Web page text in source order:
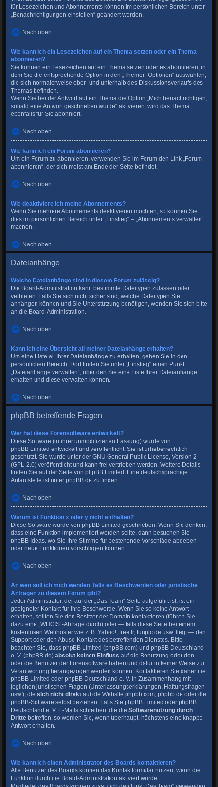
für Lesezeichen und Abonnements können im persönlichen Bereich unter
„Benachrichtigungen einstellen“ geändert werden.
Nach oben
Wie kann ich ein Lesezeichen auf ein Thema setzen oder ein Thema
abonnieren?
Sie können ein Lesezeichen auf ein Thema setzen oder es abonnieren, in
dem Sie die entsprechende Option in den „Themen-Optionen“ auswählen,
die sich normalerweise ober- und unterhalb des Diskussionsverlaufs des
Themas befinden.
Wenn Sie bei der Antwort auf ein Thema die Option „Mich benachrichtigen,
sobald eine Antwort geschrieben wurde“ aktivieren, wird das Thema
ebenfalls für Sie abonniert.
Nach oben
Wie kann ich ein Forum abonnieren?
Um ein Forum zu abonnieren, verwenden Sie im Forum den Link „Forum
abonnieren“, der sich meist am Ende der Seite befindet.
Nach oben
Wie deaktiviere ich meine Abonnements?
Wenn Sie mehrere Abonnements deaktivieren möchten, so können Sie
dies im persönlichen Bereich unter „Einstieg“ – „Abonnements verwalten“
machen.
Nach oben
Dateianhänge
Welche Dateianhänge sind in diesem Forum zulässig?
Die Board-Administration kann bestimmte Dateitypen zulassen oder
verbieten. Falls Sie sich nicht sicher sind, welche Dateitypen Sie
anhängen können und Sie Unterstützung benötigen, wenden Sie sich bitte
an die Board-Administration.
Nach oben
Kann ich eine Übersicht all meiner Dateianhänge erhalten?
Um eine Liste all Ihrer Dateianhänge zu erhalten, gehen Sie in den
persönlichen Bereich. Dort finden Sie unter „Einstieg“ einen Punkt
„Dateianhänge verwalten“, über den Sie eine Liste Ihrer Dateianhänge
erhalten und diese verwalten können.
Nach oben
phpBB betreffende Fragen
Wer hat diese Forensoftware entwickelt?
Diese Software (in ihrer unmodifizierten Fassung) wurde von
phpBB Limited entwickelt und veröffentlicht. Sie ist urheberrechtlich
geschützt. Sie wurde unter der GNU General Public License, Version 2
(GPL-2.0) veröffentlicht und kann frei vertrieben werden. Weitere Details
finden Sie auf der Seite von phpBB Limited . Eine deutschsprachige
Anlaufstelle ist unter phpBB.de zu finden.
Nach oben
Warum ist Funktion x oder y nicht enthalten?
Diese Software wurde von phpBB Limited geschrieben. Wenn Sie denken,
dass eine Funktion implementiert werden sollte, dann besuchen Sie
phpBB Ideas, wo Sie Ihre Stimme für bestehende Vorschläge abgeben
oder neue Funktionen vorschlagen können.
Nach oben
An wen soll ich mich wenden, falls es Beschwerden oder juristische
Anfragen zu diesem Forum gibt?
Jeder Administrator, der auf der „Das Team“-Seite aufgeführt ist, ist ein
geeigneter Kontakt für Ihre Beschwerde. Wenn Sie so keine Antwort
erhalten, sollten Sie den Besitzer der Domain kontaktieren (führen Sie
dazu eine „WHOIS“-Abfrage durch) oder — falls diese Seite bei einem
kostenlosen Webhoster wie z. B. Yahoo!, free.fr, funpic.de usw. liegt — den
Support oder den Abuse-Kontakt des betreffenden Dienstes. Bitte
beachten Sie, dass phpBB Limited (phpBB.com) und phpBB Deutschland
e. V. (phpBB.de) absolut keinen Einfluss auf die Benutzung oder den
oder die Benutzer der Forensoftware haben und dafür in keiner Weise zur
Verantwortung herangezogen werden können. Kontaktieren Sie daher nie
phpBB Limited oder phpBB Deutschland e. V. in Zusammenhang mit
jeglichen juristischen Fragen (Unterlassungserklärungen, Haftungsfragen
usw.), die sich nicht direkt auf die Website phpbb.com, phpbb.de oder die
phpBB-Software selbst beziehen. Falls Sie phpBB Limited oder phpBB
Deutschland e. V. E-Mails schreiben, die die Softwarenutzung durch
Dritte betreffen, so werden Sie, wenn überhaupt, höchstens eine knappe
Antwort erhalten.
Nach oben
Wie kann ich einen Administrator des Boards kontaktieren?
Alle Benutzer des Boards können das Kontaktformular nutzen, wenn die
Funktion durch die Board-Administration aktiviert wurde.